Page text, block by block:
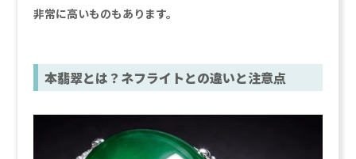
非常に高いものもあります。
本翡翠とは？ネフライトとの違いと注意点